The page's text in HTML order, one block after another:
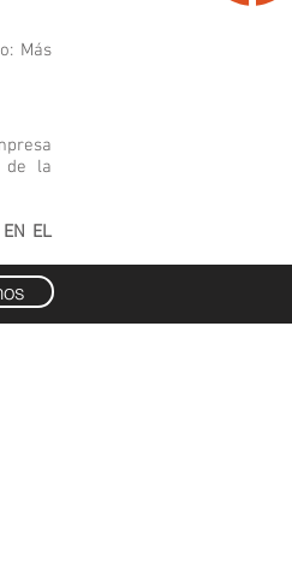
Más
de la
EN EL